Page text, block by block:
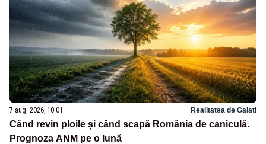
7 aug. 2026, 10:01 Realitatea de Galati
Când revin ploile și când scapă România de caniculă.
Prognoza ANM pe o lună